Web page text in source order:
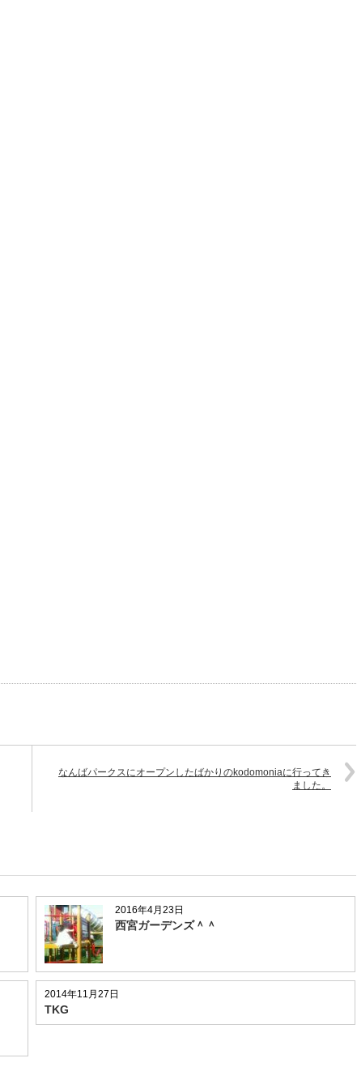
なんばパークスにオープンしたばかりのkodomoniaに行ってき
ました。
2016年4月23日
西宮ガーデンズ＾＾
2014年11月27日
TKG